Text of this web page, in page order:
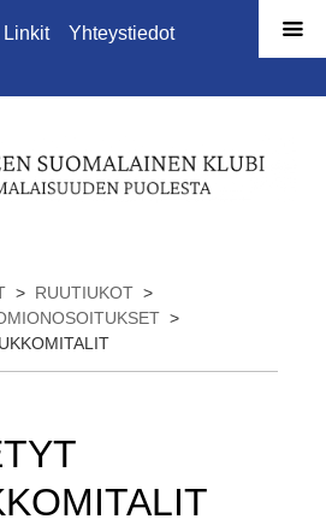
Linkit
Yhteystiedot
> RUUTIUKOT >
>